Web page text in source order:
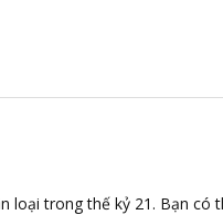
loại trong thế kỷ 21. Bạn có